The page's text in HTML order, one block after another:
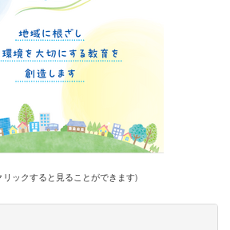
リックすると見ることができます)